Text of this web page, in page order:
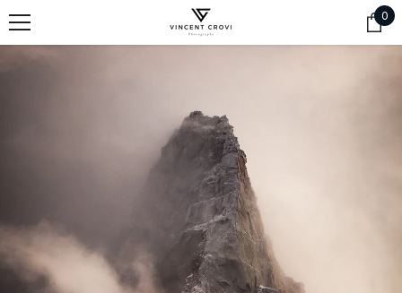
0
0